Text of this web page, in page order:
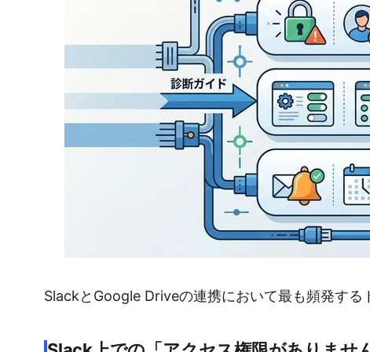
SlackとGoogle Driveの連携において最も頻発す